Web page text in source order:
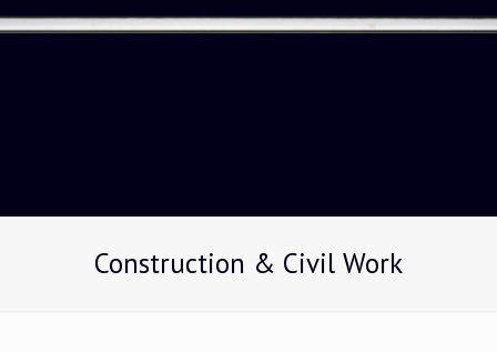
Construction & Civil Work